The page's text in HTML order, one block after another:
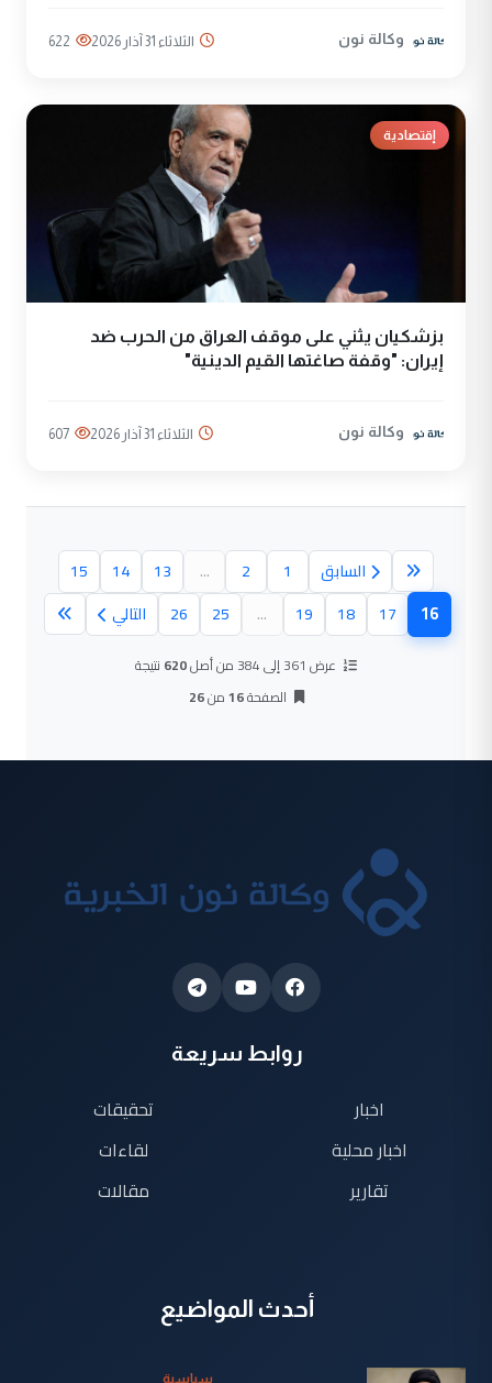
وكالة نون الثلاثاء 31 آذار 2026 622
إقتصادية
بزشكيان يثني على موقف العراق من الحرب ضد
إيران: "وقفة صاغتها القيم الدينية"
وكالة نون الثلاثاء 31 آذار 2026 607
السابق 1
2
...
13
14
15
16(الصفحة الحالية)
17
18
19
...
25
26 التالي
عرض 361 إلى 384 من أصل 620 نتيجة
الصفحة16من26
روابط سريعة
اخبار
اخبار محلية
تقارير
تحقيقات
لقاءات
مقالات
أحدث المواضيع
سياسية